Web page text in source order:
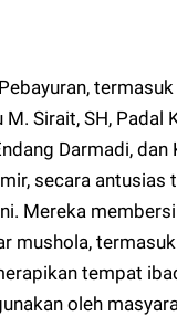
termasuk
Sirait, SH, Padal
Darmadi, dan
secara antusias
Mereka
mushola,
tempat
oleh